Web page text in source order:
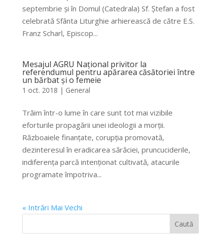
septembrie și în Domul (Catedrala) Sf. Ștefan a fost
celebrată Sfânta Liturghie arhierească de către E.S.
Franz Scharl, Episcop...
Mesajul AGRU Național privitor la
referendumul pentru apărarea căsătoriei între
un bărbat și o femeie
1 oct. 2018 | General
Trăim într-o lume în care sunt tot mai vizibile
eforturile propagării unei ideologii a morții.
Războaiele finanțate, corupția promovată,
dezinteresul în eradicarea sărăciei, pruncuciderile,
indiferența parcă intenționat cultivată, atacurile
programate împotriva...
« Intrări Mai Vechi